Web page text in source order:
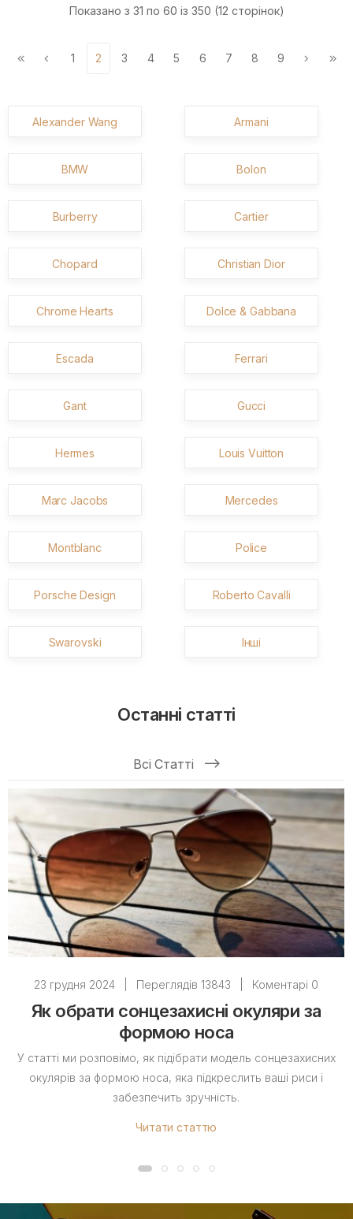
Показано з 31 по 60 із 350 (12 сторінок)
1 2 3 4 5 6 7 8 9
Alexander Wang Armani
BMW Bolon
Burberry Cartier
Chopard Christian Dior
Chrome Hearts Dolce & Gabbana
Escada Ferrari
Gant Gucci
Hermes Louis Vuitton
Marc Jacobs Mercedes
Montblanc Police
Porsche Design Roberto Cavalli
Swarovski Інші
Останні статті
Всі Статті
23 грудня 2024 Переглядів 13843 Коментарі 0
Як обрати сонцезахисні окуляри за
формою носа
У статті ми розповімо, як підібрати модель сонцезахисних
окулярів за формою носа, яка підкреслить ваші риси і
забезпечить зручність.
Читати статтю